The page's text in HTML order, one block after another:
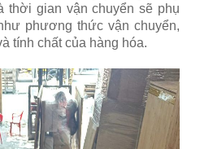
thời gian vận chuyển sẽ phụ
phương thức vận chuyển,
tính chất của hàng hóa.